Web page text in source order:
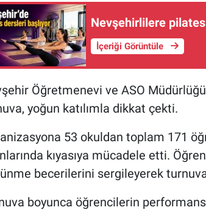
Nevşehirlilere
İçeriği Görüntüle
Öğretmenevi ve ASO
yoğun katılımla dikkat çekti.
53 okuldan toplam 171
kıyasıya mücadele etti.
becerilerini sergileyerek
boyunca öğrencilerin